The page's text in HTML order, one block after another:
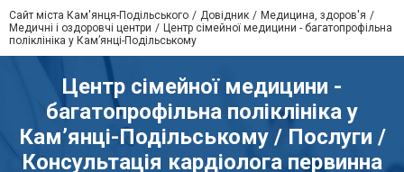
Сайт міста Кам'янця-Подільського Довідник
Медицина, здоров'я
Медичні і оздоровчі центри
Центр сімейної медицини - багатопрофільна
поліклініка у Кам’янці-Подільському
Центр сімейної медицини -
багатопрофільна поліклініка у
Кам’янці-Подільському / Послуги /
Консультація кардіолога первинна